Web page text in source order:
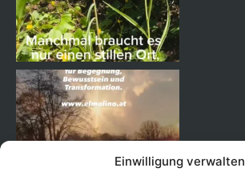
Einwilligung verwalten